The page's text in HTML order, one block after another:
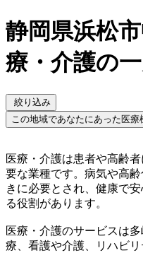
静岡県浜松
療・介護の
絞り込み
この地域であなたにあった医
医療・介護は患者や高齢
要な業種です。病気や高
きに必要とされ、健康で
る役割があります。
医療・介護のサービスは
療、看護や介護、リハビ